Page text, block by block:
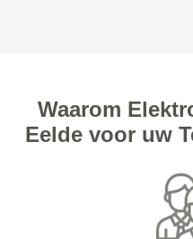
Waarom
Eelde voor uw